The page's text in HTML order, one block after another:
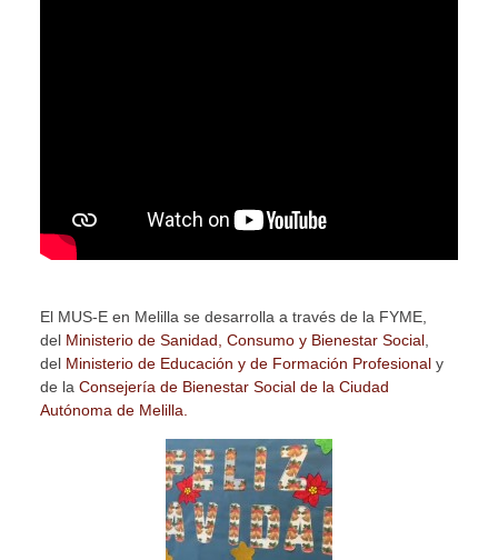
El MUS-E en Melilla se desarrolla a través de la FYME,
del Ministerio de Sanidad, Consumo y Bienestar Social,
del Ministerio de Educación y de Formación Profesionaly
de la Consejería de Bienestar Social de la Ciudad
Autónoma de Melilla.